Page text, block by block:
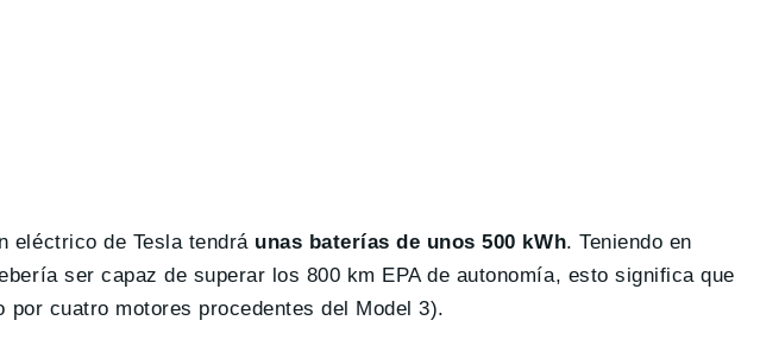
eléctrico de Tesla tendrá unas baterías de unos 500 kWh. Teniendo en
ser capaz de superar los 800 km EPA de autonomía, esto significa que
cuatro motores procedentes del Model 3).